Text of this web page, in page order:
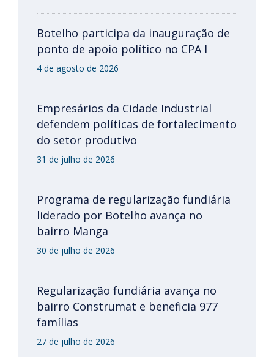
Botelho participa da inauguração de
ponto de apoio político no CPA I
4 de agosto de 2026
Empresários da Cidade Industrial
defendem políticas de fortalecimento
do setor produtivo
31 de julho de 2026
Programa de regularização fundiária
liderado por Botelho avança no
bairro Manga
30 de julho de 2026
Regularização fundiária avança no
bairro Construmat e beneficia 977
famílias
27 de julho de 2026